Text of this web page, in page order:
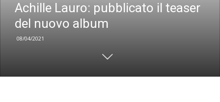
Achille Lauro: pubblicato il teaser
del nuovo album
08/04/2021